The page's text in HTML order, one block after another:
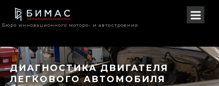
Бюро инновационного моторо- и автостроения
ДИАГНОСТИКА ДВИГАТЕЛЯ
ЛЕГКОВОГО АВТОМОБИЛЯ